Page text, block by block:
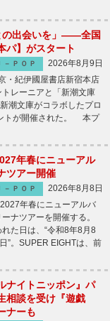
の出会いを」――全国
パ】がスタート
－ＰＯＰ
2026年8月9日
・紀伊國屋書店新宿本店
レーニアと「新潮文庫
潮文庫がコラボしたプロ
トが開催された。 本プ
年春にニューアル
ツアー開催
－ＰＯＰ
2026年8月8日
年春にニューアルバ
ナツアーを開催する。
た日は、“令和8年8月8
”。SUPER EIGHTは、前
ナイトニッポン』パ
相談を受け『遊戯
ナーも